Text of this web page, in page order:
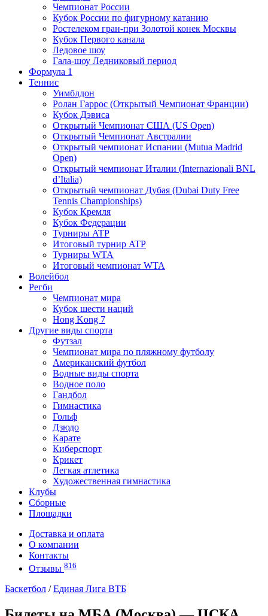
Чемпионат России
Кубок России по фигурному катанию
Ростелеком гран-при Золотой конек Москвы
Кубок Первого канала
Ледовое шоу
Гала-шоу Ледниковый период
Формула 1
Теннис
Уимблдон
Ролан Гаррос (Открытый Чемпионат Франции)
Кубок Дэвиса
Открытый Чемпионат США (US Open)
Открытый Чемпионат Австралии
Открытый чемпионат Испании (Mutua Madrid
Open)
Открытый чемпионат Италии (Internazionali BNL
d’Italia)
Открытый чемпионат Дубая (Dubai Duty Free
Tennis Championships)
Кубок Кремля
Кубок Федерации
Турниры ATP
Итоговый турнир ATP
Турниры WTA
Итоговый чемпионат WTA
Волейбол
Регби
Чемпионат мира
Кубок шести наций
Hong Kong 7
Другие виды спорта
Футзал
Чемпионат мира по пляжному футболу
Американский футбол
Водные виды спорта
Водное поло
Гандбол
Гимнастика
Гольф
Дзюдо
Карате
Киберспорт
Крикет
Легкая атлетика
Художественная гимнастика
Клубы
Сборные
Площадки
Доставка и оплата
О компании
Контакты
Отзывы 816
Баскетбол /Единая Лига ВТБ